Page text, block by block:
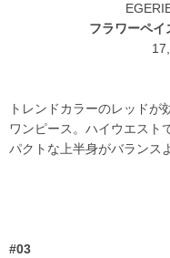
フラワーペイ
トレンドカラーのレッドが
ワンピース。ハイウエスト
パクトな上半身がバランス
#03